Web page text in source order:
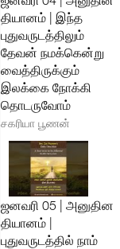
தியானம் | இந்த
புதுவருடத்திலும்
தேவன் நமக்கென்று
வைத்திருக்கும்
இலக்கை நோக்கி
தொடருவோம்
சகரியா பூணன்
ஜனவரி 05 | அனுதின
தியானம் |
புதுவருடத்தில் நாம்